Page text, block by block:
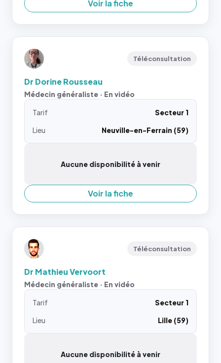
Voir la fiche
Téléconsultation
Dr Dorine Rousseau
Médecin généraliste · En vidéo
Tarif
Secteur 1
Lieu
Neuville-en-Ferrain (59)
Aucune disponibilité à venir
Voir la fiche
Téléconsultation
Dr Mathieu Vervoort
Médecin généraliste · En vidéo
Tarif
Secteur 1
Lieu
Lille (59)
Aucune disponibilité à venir